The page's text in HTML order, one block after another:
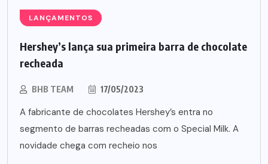
LANÇAMENTOS
Hershey’s lança sua primeira barra de chocolate
recheada
BHB TEAM 17/05/2023
A fabricante de chocolates Hershey’s entra no
segmento de barras recheadas com o Special Milk. A
novidade chega com recheio nos